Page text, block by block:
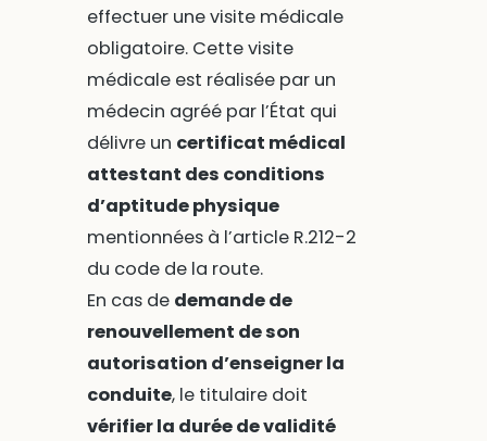
effectuer une visite médicale
obligatoire. Cette visite
médicale est réalisée par un
médecin agréé par l’État qui
délivre un certificat médical
attestant des conditions
d’aptitude physique
mentionnées à l’article R.212-2
du code de la route.
En cas de demande de
renouvellement de son
autorisation d’enseigner la
conduite, le titulaire doit
vérifier la durée de validité